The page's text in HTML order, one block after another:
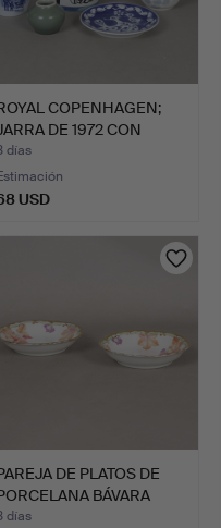
COPENHAGEN;
DE 1972 CON
…
días
USD
DE PLATOS DE
BÁVARA
días